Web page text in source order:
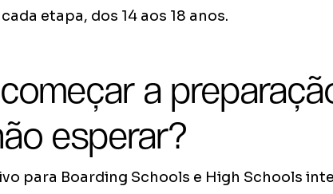
etapa, dos 14 aos 18 anos.
a
esperar?
para Boarding Schools e High Schools